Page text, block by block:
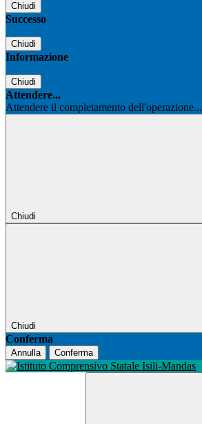
Chiudi
Successo
Chiudi
Informazione
Chiudi
Attendere...
Attendere il completamento dell'operazione...
Chiudi
Chiudi
Conferma
Annulla Conferma